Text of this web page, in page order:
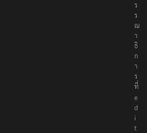
ร
ร
ณ
า
ธิ
ก
า
ร
ที่
e
d
i
t